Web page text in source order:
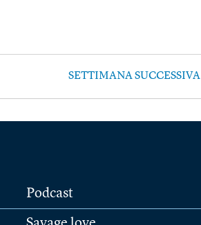
SETTIMANA SUCCESSIVA
Podcast